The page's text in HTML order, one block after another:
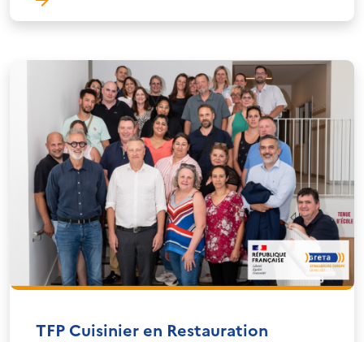
TFP Cuisinier en Restauration